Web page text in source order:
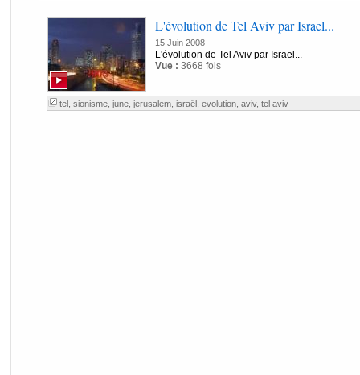
L'évolution de Tel Aviv par Israel...
15 Juin 2008
L'évolution de Tel Aviv par Israel...
Vue : 3668 fois
tel, sionisme, june, jerusalem, israël, evolution, aviv, tel aviv